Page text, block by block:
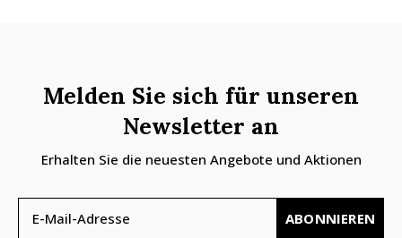
Melden Sie sich für unseren
Newsletter an
Erhalten Sie die neuesten Angebote und Aktionen
ABONNIEREN